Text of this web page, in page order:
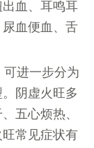
血、耳鸣耳
血便血、舌
进一步分为
阴虚火旺多
五心烦热、
常见症状有